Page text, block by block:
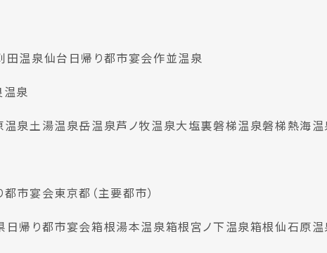
田温泉仙台日帰り都市宴会作並温泉
温泉
温泉土湯温泉岳温泉芦ノ牧温泉大塩裏磐梯温泉磐梯熱海
都市宴会東京都（主要都市）
日帰り都市宴会箱根湯本温泉箱根宮ノ下温泉箱根仙石原